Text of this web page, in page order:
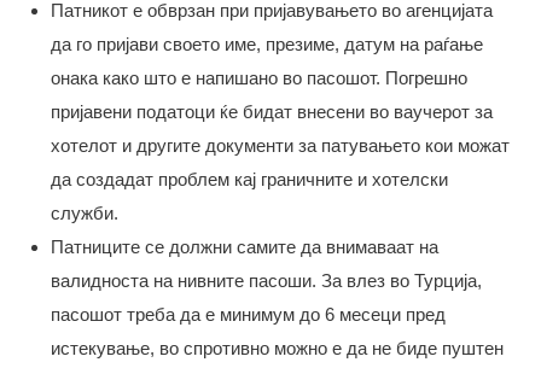
Патникот е обврзан при пријавувањето во агенцијата
да го пријави своето име, презиме, датум на раѓање
онака како што е напишано во пасошот. Погрешно
пријавени податоци ќе бидат внесени во ваучерот за
хотелот и другите документи за патувањето кои можат
да создадат проблем кај граничните и хотелски
служби.
Патниците се должни самите да внимаваат на
валидноста на нивните пасоши. За влез во Турција,
пасошот треба да е минимум до 6 месеци пред
истекување, во спротивно можно е да не биде пуштен